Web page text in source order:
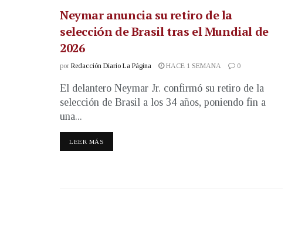
Neymar anuncia su retiro de la
selección de Brasil tras el Mundial de
2026
por Redacción Diario La Página HACE 1 SEMANA 0
El delantero Neymar Jr. confirmó su retiro de la
selección de Brasil a los 34 años, poniendo fin a
una...
LEER MÁS